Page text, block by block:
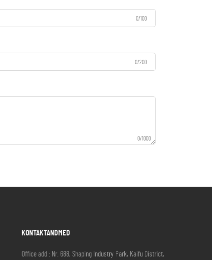
0/100
0/200
0/1000
KONTAKTANDMED
Office add : Nr. 688, Shaping Industry Park, Kaifu District,